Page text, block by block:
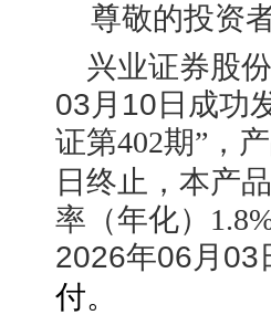
尊敬的投资
兴业证券股
03月10日 成功
证第402期”，
日 终止，本产
率（年化）
2026年06月03
付。